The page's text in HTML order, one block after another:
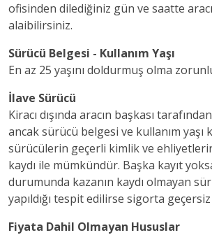
ofisinden dilediğiniz gün ve saatte
alaibilirsiniz.
Sürücü Belgesi - Kullanım Yaşı
En az 25 yaşını doldurmuş olma
İlave Sürücü
Kiracı dışında aracın başkası
ancak sürücü belgesi ve kullanım yaşı
sürücülerin geçerli kimlik ve
kaydı ile mümkündür. Başka kayıt
durumunda kazanın kaydı olmayan
yapıldığı tespit edilirse sigorta
Fiyata Dahil Olmayan Hususlar